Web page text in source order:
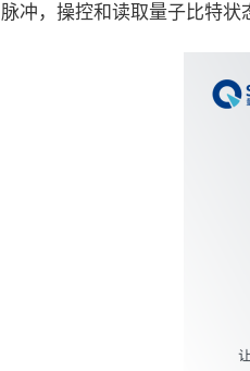
脉冲，操控和读取量子比特状